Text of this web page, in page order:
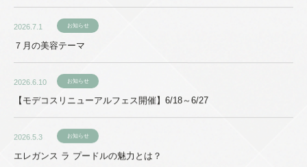
2026.7.1 お知らせ
７月の美容テーマ
2026.6.10 お知らせ
【モデコスリニューアルフェス開催】6/18～6/27
2026.5.3 お知らせ
エレガンス ラ プードルの魅力とは？